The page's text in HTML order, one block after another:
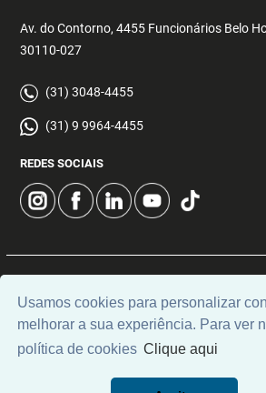
Usamos cookies para personalizar
melhorar a sua experiência. Para ver
política de cookies Clique aqui
Av. do Contorno, 4455 Funcionários Belo
30110-027
(31) 3048-4455
(31) 9 9964-4455
REDES SOCIAIS
Universal Software.